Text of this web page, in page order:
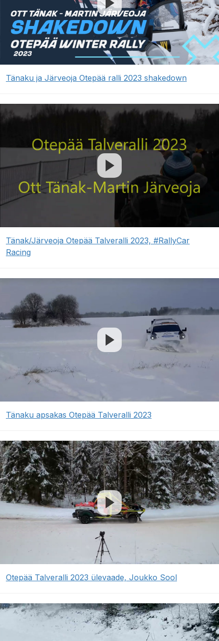
Tänaku ja Järveoja Otepää ralli 2023 shakedown
Tänak/Järveoja Otepää Talveralli 2023, #RallyCar
Racing
Tänaku apsakas Otepää Talveralli 2023
Otepää Talveralli 2023 ülevaade, Joukko Sool